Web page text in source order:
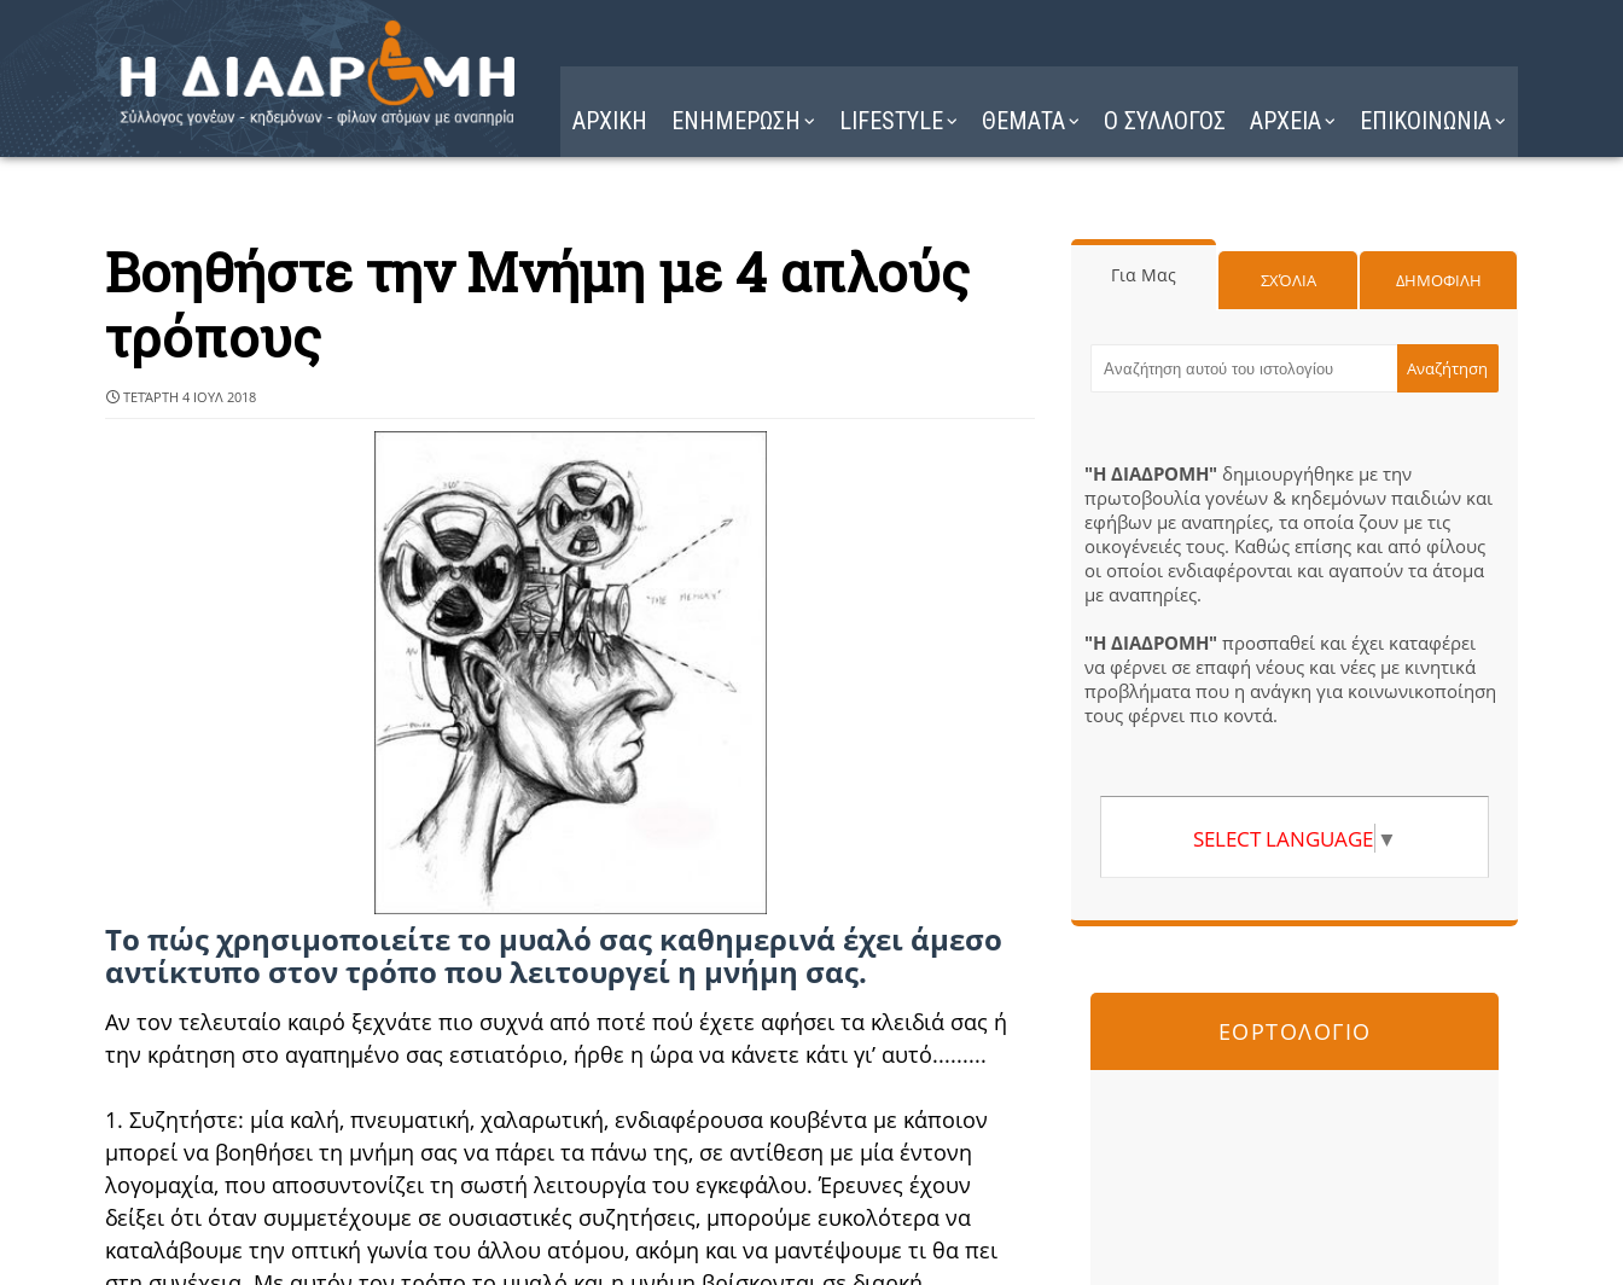
ΑΡΧΙΚΗ ΕΝΗΜΕΡΩΣΗ LIFESTYLE ΘΕΜΑΤΑ Ο ΣΥΛΛΟΓΟΣ ΑΡΧΕΙΑ ΕΠΙΚΟΙΝΩΝΙΑ
Βοηθήστε την Μνήμη με 4 απλούς
τρόπους
ΤΕΤΆΡΤΗ 4 ΙΟΥΛ 2018
Το πώς χρησιμοποιείτε το μυαλό σας καθημερινά έχει άμεσο
αντίκτυπο στον τρόπο που λειτουργεί η μνήμη σας.
Αν τον τελευταίο καιρό ξεχνάτε πιο συχνά από ποτέ πού έχετε αφήσει τα κλειδιά σας ή
την κράτηση στο αγαπημένο σας εστιατόριο, ήρθε η ώρα να κάνετε κάτι γι’ αυτό.........
1. Συζητήστε: μία καλή, πνευματική, χαλαρωτική, ενδιαφέρουσα κουβέντα με κάποιον
μπορεί να βοηθήσει τη μνήμη σας να πάρει τα πάνω της, σε αντίθεση με μία έντονη
λογομαχία, που αποσυντονίζει τη σωστή λειτουργία του εγκεφάλου. Έρευνες έχουν
δείξει ότι όταν συμμετέχουμε σε ουσιαστικές συζητήσεις, μπορούμε ευκολότερα να
καταλάβουμε την οπτική γωνία του άλλου ατόμου, ακόμη και να μαντέψουμε τι θα πει
Για Μας ΣΧΌΛΙΑ ΔΗΜΟΦΙΛΗ
"Η ΔΙΑΔΡΟΜΗ" δημιουργήθηκε με την
πρωτοβουλία γονέων & κηδεμόνων παιδιών και
εφήβων με αναπηρίες, τα οποία ζουν με τις
οικογένειές τους. Καθώς επίσης και από φίλους
οι οποίοι ενδιαφέρονται και αγαπούν τα άτομα
με αναπηρίες.
"Η ΔΙΑΔΡΟΜΗ" προσπαθεί και έχει καταφέρει
να φέρνει σε επαφή νέους και νέες με κινητικά
προβλήματα που η ανάγκη για κοινωνικοποίηση
τους φέρνει πιο κοντά.
SELECT LANGUAGE ▼
ΕΟΡΤΟΛΟΓΙΟ